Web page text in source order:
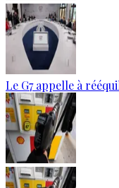
Le G7 appelle à